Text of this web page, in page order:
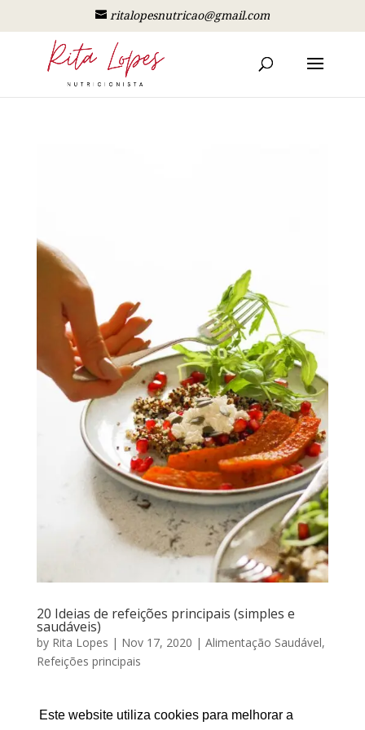
Este website utiliza cookies para melhorar a
ritalopesnutricao@gmail.com
20 Ideias de refeições principais (simples e
saudáveis)
by Rita Lopes | Nov 17, 2020 | Alimentação Saudável,
Refeições principais
| Novembro 17, 2020 Uma das grandes dificuldades